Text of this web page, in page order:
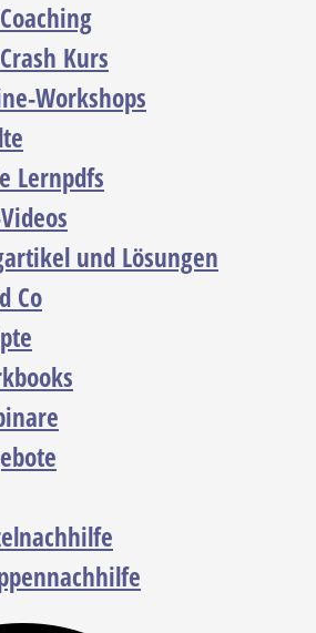
Kurs
Workshops
Lernpdfs
und Lösungen
Co